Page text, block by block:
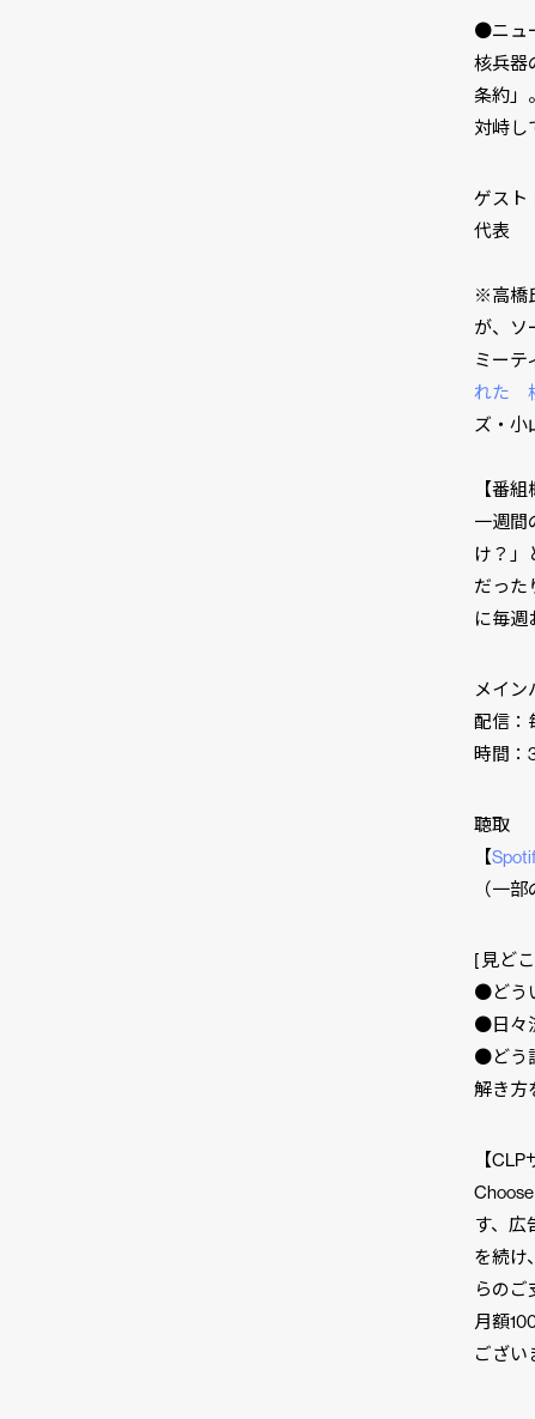
●ニュ
核兵器
条約」
対峙し
ゲスト
代表
※高橋
が、ソ
ミーテ
れた
ズ・小
【番組
一週間
け？」
だった
に毎週
メイ
配信
時間：
聴取
【
（一
[ 見ど
●どう
●日々
●どう
解き方
【
す、広
を続け
らのご
月額
ござ